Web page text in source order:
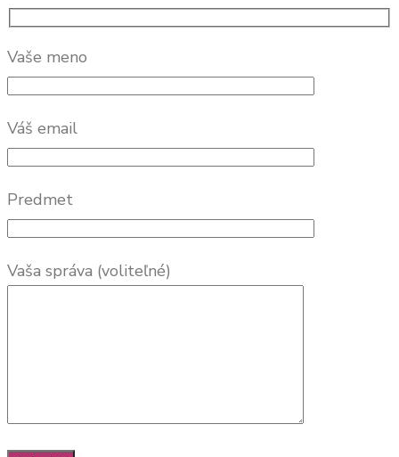
Vaše meno
Váš email
Predmet
Vaša správa (voliteľné)